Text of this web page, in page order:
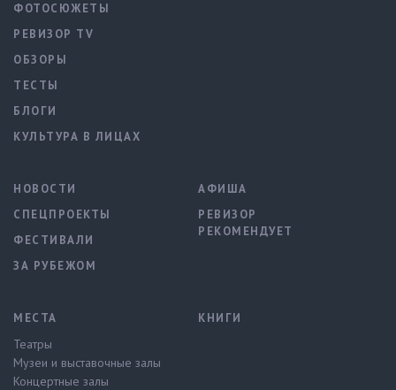
ФОТОСЮЖЕТЫ
РЕВИЗОР TV
ОБЗОРЫ
ТЕСТЫ
БЛОГИ
КУЛЬТУРА В ЛИЦАХ
НОВОСТИ
СПЕЦПРОЕКТЫ
ФЕСТИВАЛИ
ЗА РУБЕЖОМ
АФИША
РЕВИЗОР
РЕКОМЕНДУЕТ
МЕСТА
Театры
Музеи и выставочные залы
Концертные залы
КНИГИ